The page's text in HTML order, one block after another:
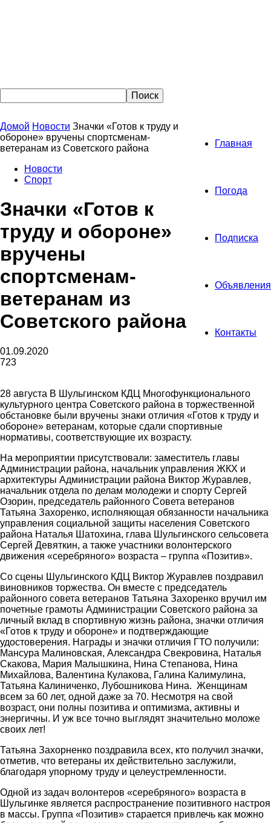
Главная
Погода
Подписка
Объявления
Контакты
Домой Новости Значки «Готов к труду и
обороне» вручены спортсменам-
ветеранам из Советского района
Новости
Спорт
Значки «Готов к
труду и обороне»
вручены
спортсменам-
ветеранам из
Советского района
01.09.2020
723
28 августа В Шульгинском КДЦ Многофункционального
культурного центра Советского района в торжественной
обстановке были вручены знаки отличия «Готов к труду и
обороне» ветеранам, которые сдали спортивные
нормативы, соответствующие их возрасту.
На мероприятии присутствовали: заместитель главы
Администрации района, начальник управления ЖКХ и
архитектуры Администрации района Виктор Журавлев,
начальник отдела по делам молодежи и спорту Сергей
Озорин, председатель районного Совета ветеранов
Татьяна Захоренко, исполняющая обязанности начальника
управления социальной защиты населения Советского
района Наталья Шатохина, глава Шульгинского сельсовета
Сергей Девяткин, а также участники волонтерского
движения «серебряного» возраста – группа «Позитив».
Со сцены Шульгинского КДЦ Виктор Журавлев поздравил
виновников торжества. Он вместе с председатель
районного совета ветеранов Татьяна Захоренко вручил им
почетные грамоты Администрации Советского района за
личный вклад в спортивную жизнь района, значки отличия
«Готов к труду и обороне» и подтверждающие
удостоверения. Награды и значки отличия ГТО получили:
Мансура Малиновская, Александра Свекровина, Наталья
Скакова, Мария Малышкина, Нина Степанова, Нина
Михайлова, Валентина Кулакова, Галина Калимулина,
Татьяна Калиниченко, Лубошникова Нина. Женщинам
всем за 60 лет, одной даже за 70. Несмотря на свой
возраст, они полны позитива и оптимизма, активны и
энергичны. И уж все точно выглядят значительно моложе
своих лет!
Татьяна Захорненко поздравила всех, кто получил значки,
отметив, что ветераны их действительно заслужили,
благодаря упорному труду и целеустремленности.
Одной из задач волонтеров «серебряного» возраста в
Шульгинке является распространение позитивного настроя
в массы. Группа «Позитив» старается привлечь как можно